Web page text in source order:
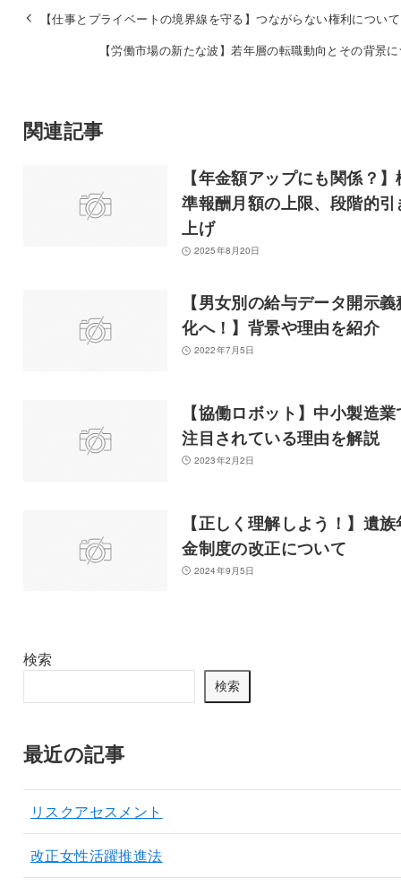
【仕事とプライベートの境界線を守る】つながらない権利について
【労働市場の新たな波】若年層の転職動向とその背景
関連記事
【年金額アップにも関係？】
準報酬月額の上限、段階的引
上げ
2025年8月20日
【男女別の給与データ開示義
化へ！】背景や理由を紹介
2022年7月5日
【協働ロボット】中小製造業
注目されている理由を解説
2023年2月2日
【正しく理解しよう！】遺族
金制度の改正について
2024年9月5日
検索
検索
最近の記事
リスクアセスメント
改正女性活躍推進法